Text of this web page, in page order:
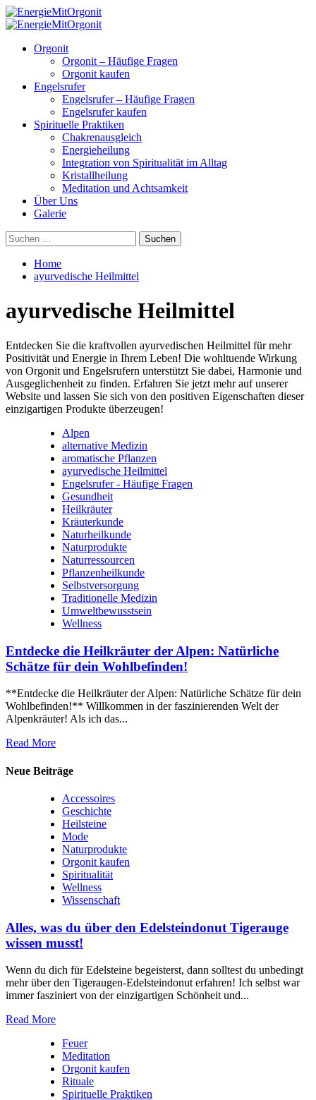
Skip
to
Primary
Orgonit
Orgonit – Häufige Fragen
Orgonit kaufen
Engelsrufer
Engelsrufer – Häufige Fragen
Engelsrufer kaufen
Spirituelle Praktiken
Chakrenausgleich
Energieheilung
Integration von Spiritualität im Alltag
Kristallheilung
Meditation und Achtsamkeit
Über Uns
Galerie
Suchen
nach:
Home
ayurvedische Heilmittel
ayurvedische Heilmittel
Entdecken Sie die kraftvollen ayurvedischen Heilmittel für mehr
Positivität und Energie in Ihrem Leben! Die wohltuende Wirkung
von Orgonit und Engelsrufern unterstützt Sie dabei, Harmonie und
Ausgeglichenheit zu finden. Erfahren Sie jetzt mehr auf unserer
Website und lassen Sie sich von den positiven Eigenschaften dieser
einzigartigen Produkte überzeugen!
Alpen
alternative Medizin
aromatische Pflanzen
ayurvedische Heilmittel
Engelsrufer - Häufige Fragen
Gesundheit
Heilkräuter
Kräuterkunde
Naturheilkunde
Naturprodukte
Naturressourcen
Pflanzenheilkunde
Selbstversorgung
Traditionelle Medizin
Umweltbewusstsein
Wellness
Entdecke die Heilkräuter der Alpen: Natürliche
Schätze für dein Wohlbefinden!
**Entdecke die Heilkräuter der Alpen: Natürliche Schätze für dein
Wohlbefinden!** Willkommen in der faszinierenden Welt der
Alpenkräuter! Als ich das...
Read More
Neue Beiträge
Accessoires
Geschichte
Heilsteine
Mode
Naturprodukte
Orgonit kaufen
Spiritualität
Wellness
Wissenschaft
Alles, was du über den Edelsteindonut Tigerauge
wissen musst!
Wenn‌ du dich für Edelsteine begeisterst, dann solltest du unbedingt
mehr⁢ über den Tigeraugen-Edelsteindonut erfahren! Ich selbst war
immer fasziniert ‍von der einzigartigen Schönheit und...
Read More
Feuer
Meditation
Orgonit kaufen
Rituale
Spirituelle Praktiken